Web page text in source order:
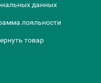
данных
лояльности
товар